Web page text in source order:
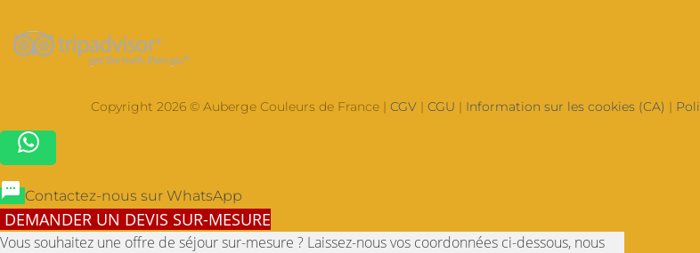
Copyright 2026 © Auberge Couleurs de France | CGV| CGU | Information sur les cookies (CA) |
Contactez-nous sur WhatsApp
DEMANDER UN DEVIS SUR-MESURE
Vous souhaitez une offre de séjour sur-mesure ? Laissez-nous vos coordonnées ci-dessous, nous